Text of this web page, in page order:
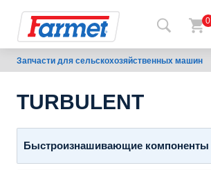
Назад
на
шоп
0
Запчасти для сельскохозяйственных машин
TURBULENT
Быстроизнашивающие компоненты